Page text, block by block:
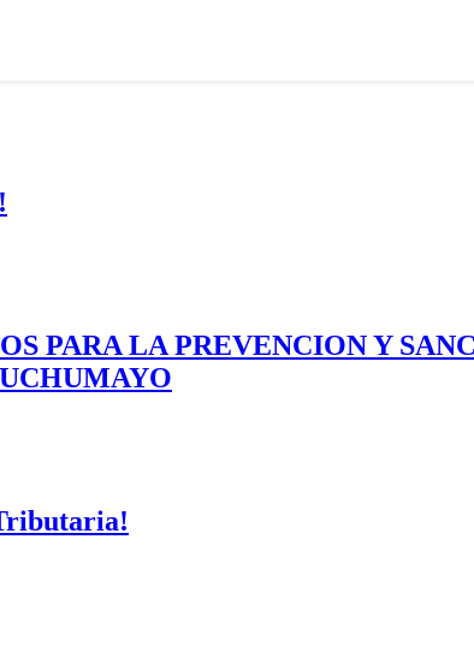
PARA LA PREVENCION Y